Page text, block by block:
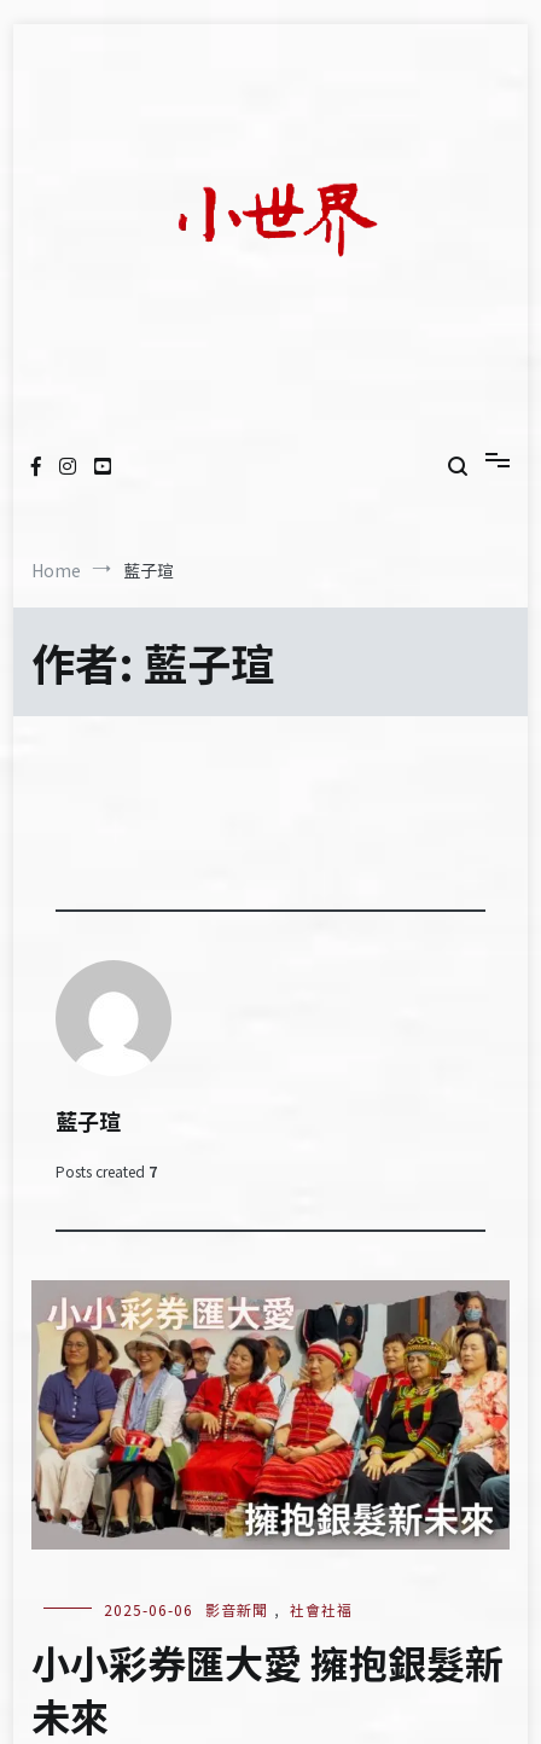
Home 藍子瑄
作者: 藍子瑄
藍子瑄
Posts created 7
2025-06-06 影音新聞 , 社會社福
小小彩券匯大愛 擁抱銀髮新
未來